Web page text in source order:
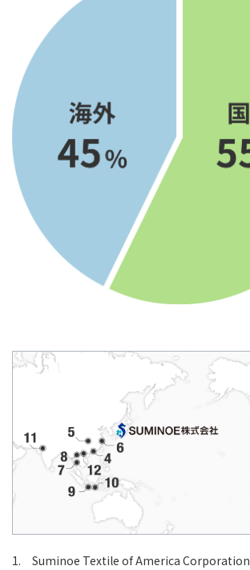
Suminoe Textile of America Corporation